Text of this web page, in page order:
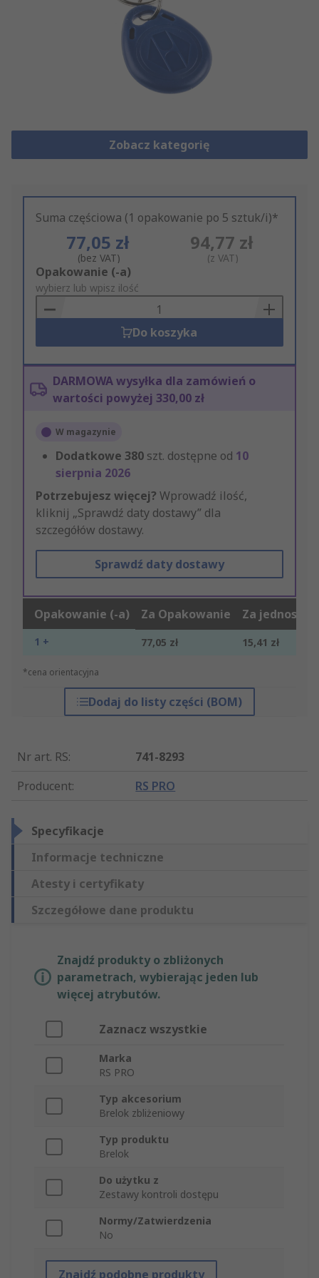
Zobacz kategorię
Suma częściowa (1 opakowanie po 5 sztuk/i)*
77,05 zł
(bez VAT)
94,77 zł
(z VAT)
Add
to
Basket
Opakowanie (-a)
wybierz lub wpisz ilość
Do koszyka
DARMOWA wysyłka dla zamówień o
wartości powyżej 330,00 zł
W magazynie
Dodatkowe 380 szt. dostępne od 10
sierpnia 2026
Potrzebujesz więcej? Wprowadź ilość,
kliknij „Sprawdź daty dostawy” dla
szczegółów dostawy.
Sprawdź daty dostawy
Opakowanie (-a) Za Opakowanie Za
1 + 77,05 zł 15,41 zł
*cena orientacyjna
Dodaj do listy części (BOM)
Nr art. RS:
741-8293
Producent: RS PRO
Specyfikacje
Informacje techniczne
Atesty i certyfikaty
Szczegółowe dane produktu
Znajdź produkty o zbliżonych
parametrach, wybierając jeden lub
więcej atrybutów.
Zaznacz wszystkie
Marka
RS PRO
Typ akcesorium
Brelok zbliżeniowy
Typ produktu
Brelok
Do użytku z
Zestawy kontroli dostępu
Normy/Zatwierdzenia
No
Znajdź podobne produkty